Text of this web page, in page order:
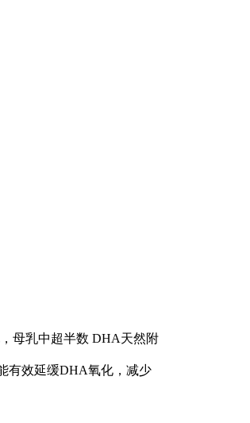
母乳中超半数 DHA天然附
有效延缓DHA氧化，减少